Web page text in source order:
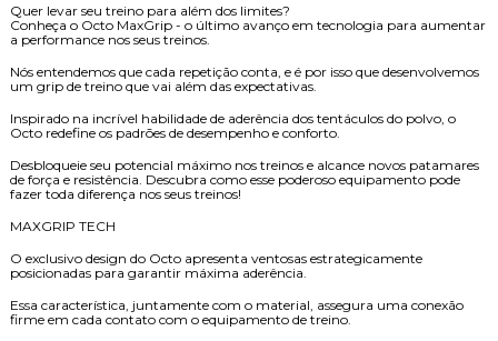
Quer levar seu treino para além dos limites?
Conheça o Octo MaxGrip - o último avanço em tecnologia para aumentar
a performance nos seus treinos.
Nós entendemos que cada repetição conta, e é por isso que desenvolvemos
um grip de treino que vai além das expectativas.
Inspirado na incrível habilidade de aderência dos tentáculos do polvo, o
Octo redefine os padrões de desempenho e conforto.
Desbloqueie seu potencial máximo nos treinos e alcance novos patamares
de força e resistência. Descubra como esse poderoso equipamento pode
fazer toda diferença nos seus treinos!
MAXGRIP TECH
O exclusivo design do Octo apresenta ventosas estrategicamente
posicionadas para garantir máxima aderência.
Essa característica, juntamente com o material, assegura uma conexão
firme em cada contato com o equipamento de treino.